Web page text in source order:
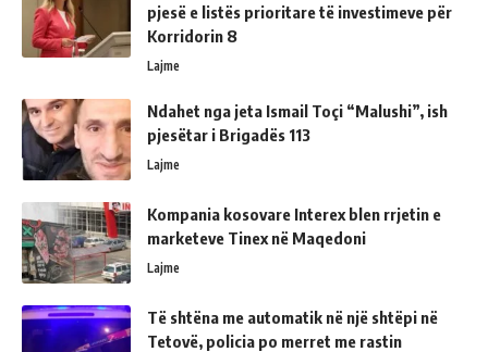
pjesë e listës prioritare të investimeve për
Korridorin 8
Lajme
Ndahet nga jeta Ismail Toçi “Malushi”, ish
pjesëtar i Brigadës 113
Lajme
Kompania kosovare Interex blen rrjetin e
marketeve Tinex në Maqedoni
Lajme
Të shtëna me automatik në një shtëpi në
Tetovë, policia po merret me rastin